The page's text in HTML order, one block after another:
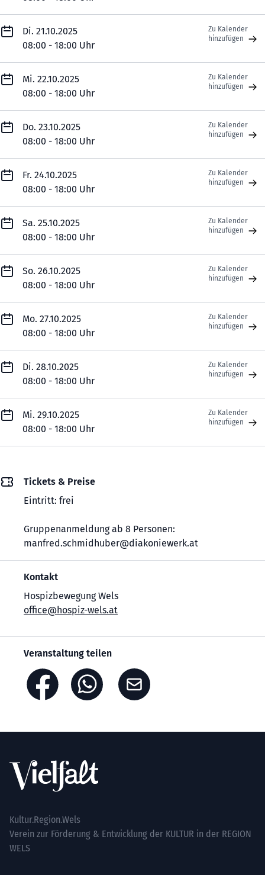
Di. 21.10.2025
08:00 - 18:00 Uhr
Zu Kalender
hinzufügen
Mi. 22.10.2025
08:00 - 18:00 Uhr
Zu Kalender
hinzufügen
Do. 23.10.2025
08:00 - 18:00 Uhr
Zu Kalender
hinzufügen
Fr. 24.10.2025
08:00 - 18:00 Uhr
Zu Kalender
hinzufügen
Sa. 25.10.2025
08:00 - 18:00 Uhr
Zu Kalender
hinzufügen
So. 26.10.2025
08:00 - 18:00 Uhr
Zu Kalender
hinzufügen
Mo. 27.10.2025
08:00 - 18:00 Uhr
Zu Kalender
hinzufügen
Di. 28.10.2025
08:00 - 18:00 Uhr
Zu Kalender
hinzufügen
Mi. 29.10.2025
08:00 - 18:00 Uhr
Zu Kalender
hinzufügen
Tickets & Preise
Eintritt: frei
Gruppenanmeldung ab 8 Personen:
manfred.schmidhuber@diakoniewerk.at
Kontakt
Hospizbewegung Wels
office@hospiz-wels.at
Veranstaltung teilen
Kultur.Region.Wels
Verein zur Förderung & Entwicklung der KULTUR in der REGION
WELS